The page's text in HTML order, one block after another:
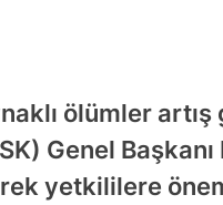
Aydın
Balıkesir
ölümler
Genel
yetkililere